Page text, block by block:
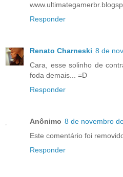
Responder
Renato Charneski 8 de
Cara, esse solinho de
foda demais... =D
Responder
Anônimo 8 de novembro
Este comentário foi
Responder